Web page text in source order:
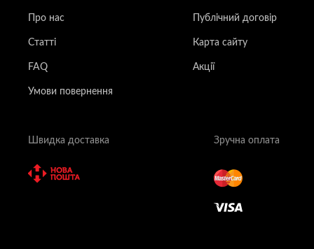
Про нас Публічний договір
Статті Карта сайту
FAQ Акції
Умови повернення
Швидка доставка Зручна оплата